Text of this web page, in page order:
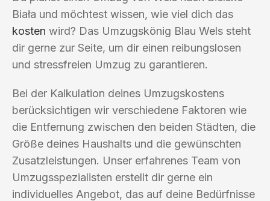
Biała und möchtest wissen, wie viel dich das
kosten wird? Das Umzugskönig Blau Wels steht
dir gerne zur Seite, um dir einen reibungslosen
und stressfreien Umzug zu garantieren.
Bei der Kalkulation deines Umzugskostens
berücksichtigen wir verschiedene Faktoren wie
die Entfernung zwischen den beiden Städten, die
Größe deines Haushalts und die gewünschten
Zusatzleistungen. Unser erfahrenes Team von
Umzugsspezialisten erstellt dir gerne ein
individuelles Angebot, das auf deine Bedürfnisse